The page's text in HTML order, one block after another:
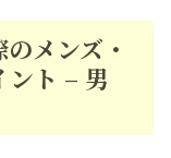
メンズ・
ント – 男